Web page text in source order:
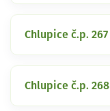
Chlupice č.p. 267
Chlupice č.p. 268